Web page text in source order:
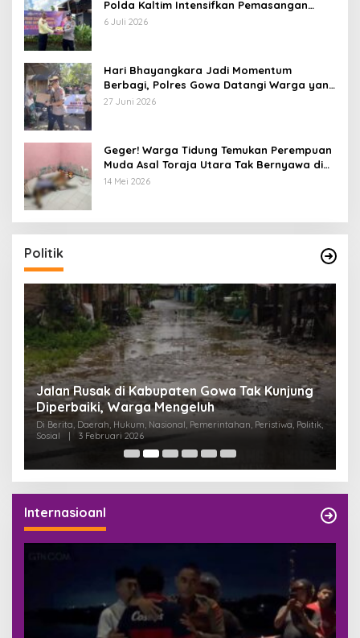
Polda Kaltim Intensifkan Pemasangan
Spanduk serta Pembagian Stiker
6 Juli 2026
Hari Bhayangkara Jadi Momentum
Berbagi, Polres Gowa Datangi Warga yang
Membutuhkan
27 Juni 2026
Geger! Warga Tidung Temukan Perempuan
Muda Asal Toraja Utara Tak Bernyawa di
Kamar Kos
14 Mei 2026
Politik
Jalan Rusak di Kabupaten Gowa Tak Kunjung
Diperbaiki, Warga Mengeluh
Di Berita, Daerah, Hukum, Nasional, Pemerintahan, Peristiwa, Politik,
Sosial
| 3 Februari 2026
Internasioanl